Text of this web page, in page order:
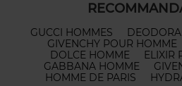
GUCCI HOMMES
GIVENCHY POUR HOMME
DOLCE HOMME
ELIXIR
GABBANA HOMME
HOMME DE PARIS